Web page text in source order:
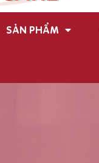
SẢN PHẨM